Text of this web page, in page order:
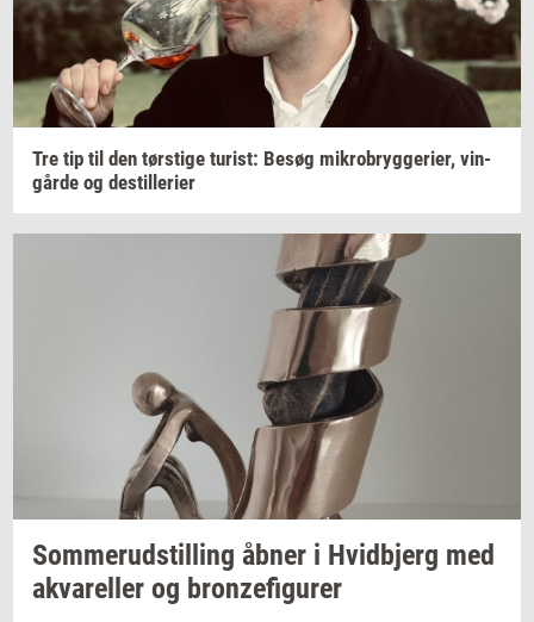
Tre tip til den tørsti­ge turist: Besøg mi­kro­bryg­ge­ri­er, vin­
går­de og destil­le­ri­er
Som­mer­ud­stil­ling åbner i Hvid­b­jerg med
akva­rel­ler og bron­ze­fi­gu­rer